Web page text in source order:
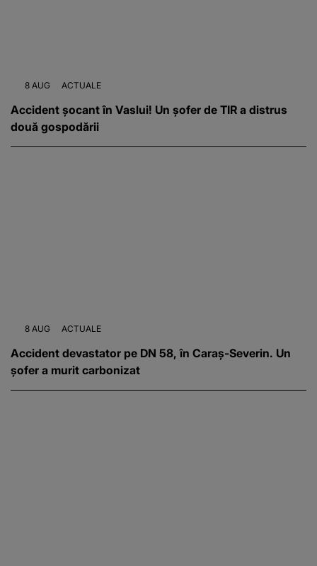
8 AUG ACTUALE
Accident șocant în Vaslui! Un șofer de TIR a distrus
două gospodării
8 AUG ACTUALE
Accident devastator pe DN 58, în Caraș-Severin. Un
șofer a murit carbonizat